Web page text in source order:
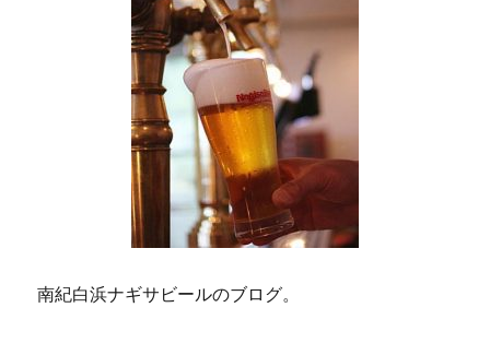
南紀白浜ナギサビールのブログ。